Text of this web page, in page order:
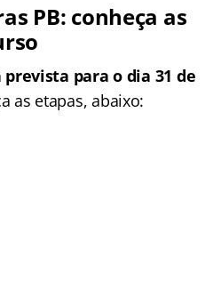
PB: conheça as
para o dia 31 de
as etapas, abaixo: